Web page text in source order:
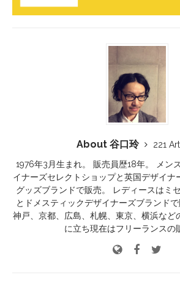
About 谷口玲
221
1976年3月生まれ。 販売員歴18年。 メン
イナーズセレクトショップと英国デザイナ
グッズブランドで販売。 レディースはミ
とドメスティックデザイナーズブランドで
神戸、京都、広島、札幌、東京、横浜など
に立ち現在はフリーランスの